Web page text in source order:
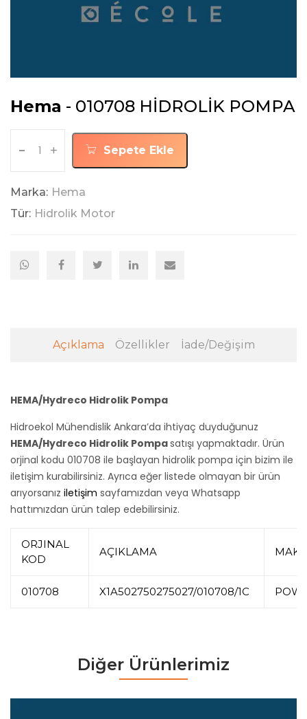
Hema - 010708 HİDROLİK POMPA
- + Sepete Ekle
Marka: Hema
Tür: Hidrolik Motor
Açıklama Özellikler İade/Değişim
HEMA/Hydreco Hidrolik Pompa
Hidroekol Mühendislik Ankara’da ihtiyaç duyduğunuz
HEMA/Hydreco Hidrolik Pompasatışı yapmaktadır. Ürün
orjinal kodu 010708 ile başlayan hidrolik pompa için bizim ile
iletişim kurabilirsiniz. Ayrıca eğer listede olmayan bir ürün
arıyorsanız iletişim sayfamızdan veya Whatsapp
hattımızdan ürün talep edebilirsiniz.
ORJINAL
KOD
AÇIKLAMA
010708 X1A502750275027/010708/1C
Diğer Ürünlerimiz